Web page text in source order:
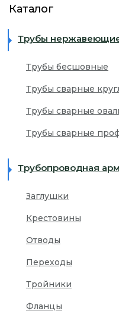
КОМПЛЕКСНОЕ
Каталог
Трубы
Трубы бесшовные
Трубы сварные
Трубы сварные
Трубы сварные
Трубопроводная
Заглушки
Крестовины
Отводы
Переходы
Тройники
Фланцы